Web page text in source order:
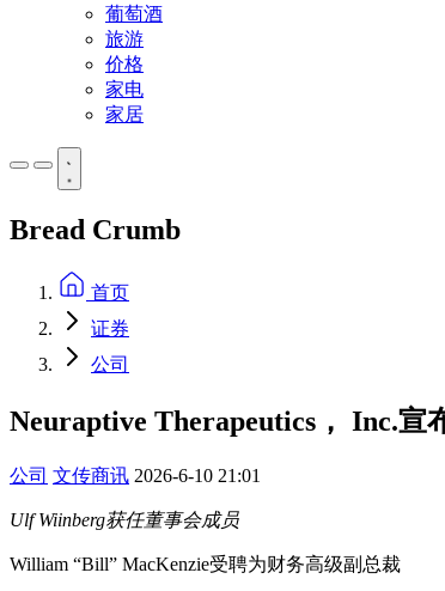
葡萄酒
旅游
价格
家电
家居
Bread Crumb
首页
证券
公司
Neuraptive Therapeutics， Inc.
公司 文传商讯 2026-6-10 21:01
Ulf Wiinberg获任董事会成员
William “Bill” MacKenzie受聘为财务高级副总裁